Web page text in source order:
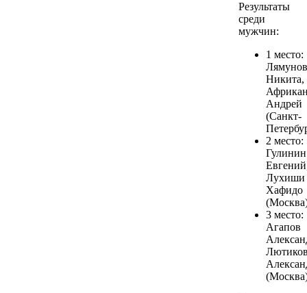
Результаты
среди
мужчин:
1 место:
Лямунов
Никита,
Андрей
(Санкт-
2 место:
Гулинин
Лухиши
Хафидо
3 место:
Агапов